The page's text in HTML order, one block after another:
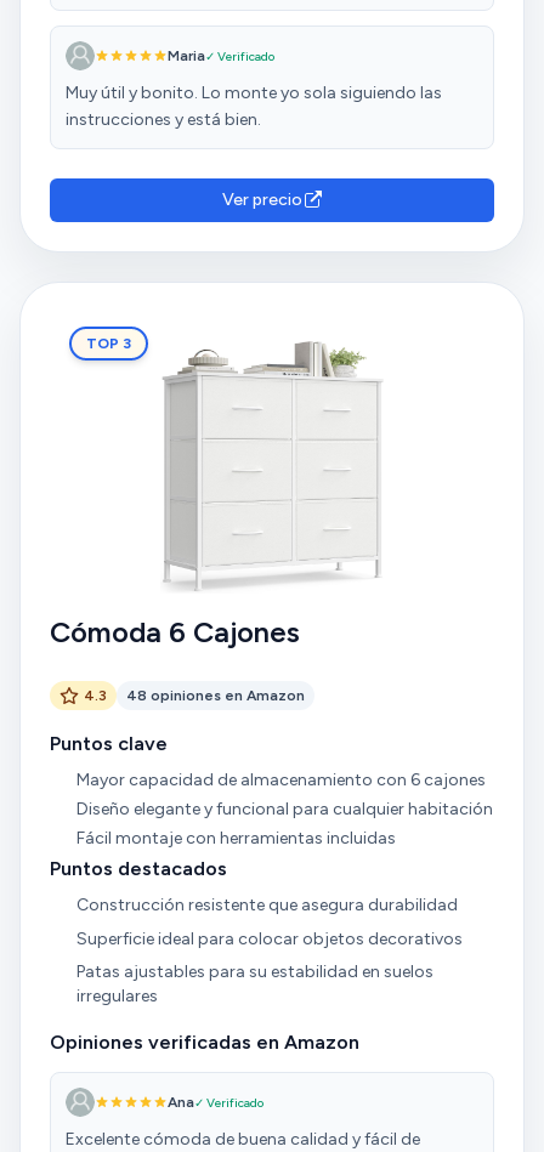
Maria✓ Verificado
Muy útil y bonito. Lo monte yo sola siguiendo las
instrucciones y está bien.
Ver precio
TOP 3
Cómoda 6 Cajones
4.3 48 opiniones en Amazon
Puntos clave
Mayor capacidad de almacenamiento con 6 cajones
Diseño elegante y funcional para cualquier habitación
Fácil montaje con herramientas incluidas
Puntos destacados
Construcción resistente que asegura durabilidad
Superficie ideal para colocar objetos decorativos
Patas ajustables para su estabilidad en suelos
irregulares
Opiniones verificadas en Amazon
Ana✓ Verificado
Excelente cómoda de buena calidad y fácil de